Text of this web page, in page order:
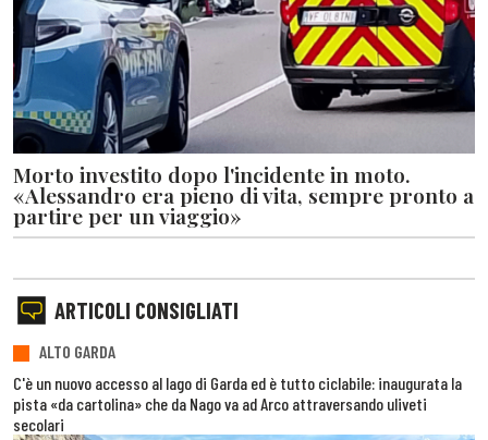
Morto investito dopo l'incidente in moto.
«Alessandro era pieno di vita, sempre pronto a
partire per un viaggio»
ARTICOLI CONSIGLIATI
ALTO GARDA
C'è un nuovo accesso al lago di Garda ed è tutto ciclabile: inaugurata la
pista «da cartolina» che da Nago va ad Arco attraversando uliveti
secolari